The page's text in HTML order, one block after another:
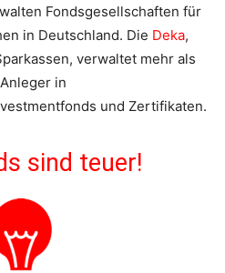
Fondsgesellschaften für
in Deutschland. Die Deka,
verwaltet mehr als
in
und Zertifikaten.
sind teuer!